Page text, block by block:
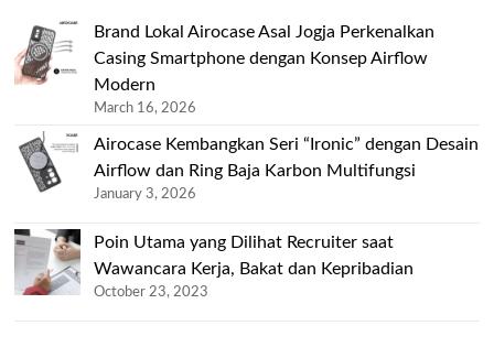
Brand Lokal Airocase Asal Jogja Perkenalkan
Casing Smartphone dengan Konsep Airflow
Modern
March 16, 2026
Airocase Kembangkan Seri “Ironic” dengan Desain
Airflow dan Ring Baja Karbon Multifungsi
January 3, 2026
Poin Utama yang Dilihat Recruiter saat
Wawancara Kerja, Bakat dan Kepribadian
October 23, 2023